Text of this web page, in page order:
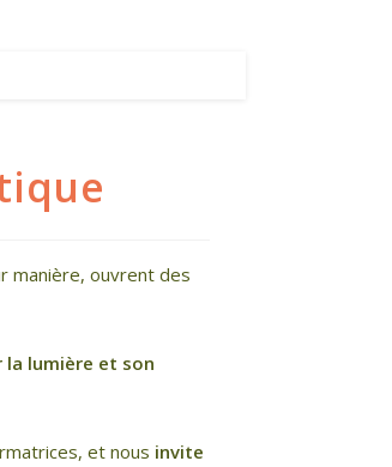
manière, ouvrent des
la lumière et son
et nous invite